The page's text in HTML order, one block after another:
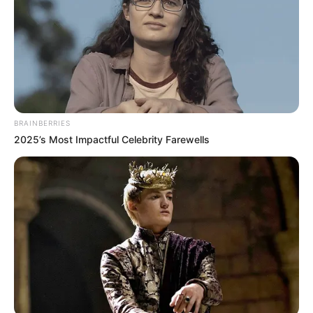
Δώσε προσοχή στα γούστα της
Πριν την έναρξη της αναζήτησης, σκέψου τι
δαχτυλίδια και κοσμήματα της αρέσουν.
Μπορείς να κάνεις επίσης γενικές ερωτήσεις,
ώστε να πάρεις απαντήσεις. Ακόμη και σε μια
συζήτηση που “πειράζεστε”, θα μπορέσεις να
αποκτήσεις μια εικόνα για το τι της αρέσει.
Εναλλακτικά, ζήτα βοήθεια από τις φίλες της.
Αυτές γνωρίζουν ακριβώς τι της αρέσει, ενώ
BRAINBERRIES
2025’s Most Impactful Celebrity Farewells